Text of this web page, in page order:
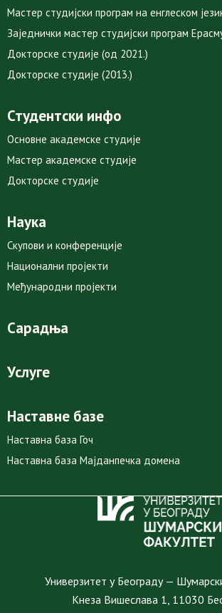
Мастер студијски програм на енглеском
Заједнички мастер студијски програм
Докторске студије (од 2021.)
Докторске студије (2013.)
Студентски инфо
Основне академске студије
Мастер академске студије
Докторске студије
Наука
Скупови и конференције
Национални пројекти
Међународни пројекти
Сарадња
Услуге
Наставне базе
Наставна база Гоч
Наставна база Мајданпечка домена
Универзитет у Београду —
Кнеза Вишеслава 1, 11030